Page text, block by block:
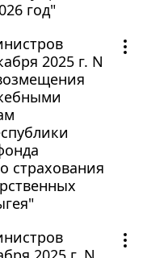
год"
2025 г. N
страхования